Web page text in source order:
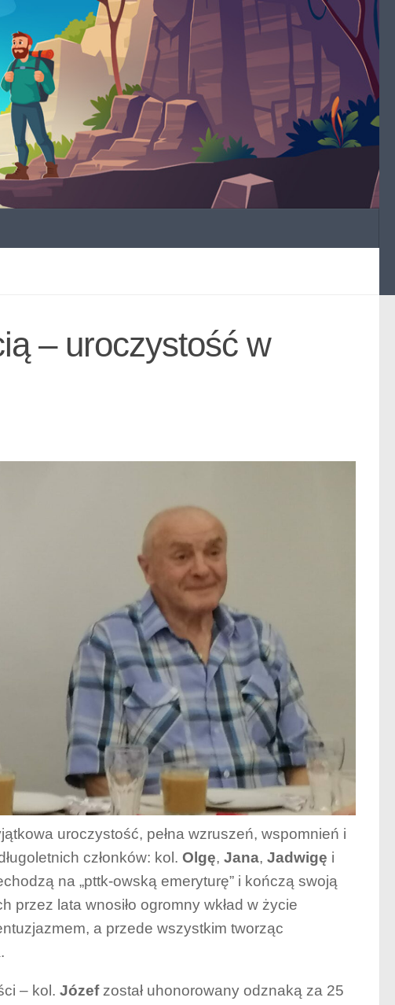
– uroczystość w
uroczystość, pełna wzruszeń, wspomnień i
członków: kol. Olgę, Jana, Jadwigę i
na „pttk-owską emeryturę” i kończą swoją
przez lata wnosiło ogromny wkład w życie
a przede wszystkim tworząc
– kol. Józefzostał uhonorowany odznaką za 25